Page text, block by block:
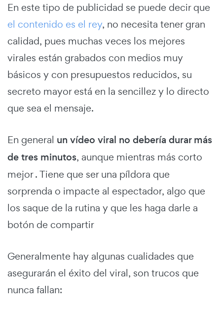
En este tipo de publicidad se puede decir que
el contenido es el rey, no necesita tener gran
calidad, pues muchas veces los mejores
virales están grabados con medios muy
básicos y con presupuestos reducidos, su
secreto mayor está en la sencillez y lo directo
que sea el mensaje.
En general un vídeo viral no debería durar más
de tres minutos, aunque mientras más corto
mejor . Tiene que ser una píldora que
sorprenda o impacte al espectador, algo que
los saque de la rutina y que les haga darle a
botón de compartir
Generalmente hay algunas cualidades que
asegurarán el éxito del viral, son trucos que
nunca fallan: